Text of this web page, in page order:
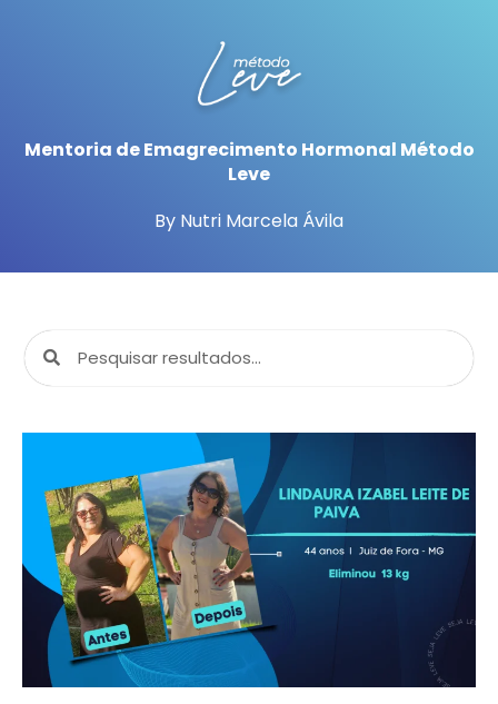
Mentoria de Emagrecimento Hormonal Método
Leve
By Nutri Marcela Ávila